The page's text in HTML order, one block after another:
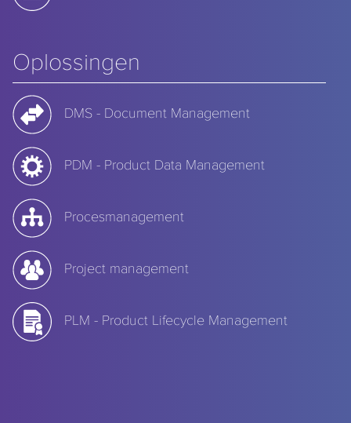
Oplossingen
DMS - Document Management
PDM - Product Data Management
Procesmanagement
Project management
PLM - Product Lifecycle Management